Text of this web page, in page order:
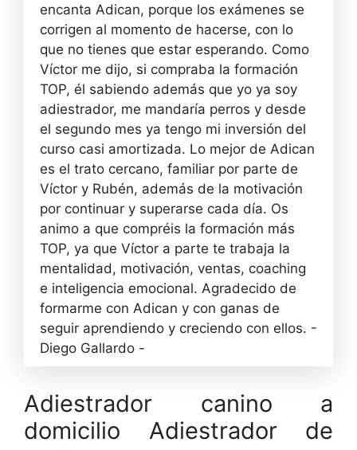
encanta Adican, porque los exámenes se
corrigen al momento de hacerse, con lo
que no tienes que estar esperando. Como
Víctor me dijo, si compraba la formación
TOP, él sabiendo además que yo ya soy
adiestrador, me mandaría perros y desde
el segundo mes ya tengo mi inversión del
curso casi amortizada. Lo mejor de Adican
es el trato cercano, familiar por parte de
Víctor y Rubén, además de la motivación
por continuar y superarse cada día. Os
animo a que compréis la formación más
TOP, ya que Víctor a parte te trabaja la
mentalidad, motivación, ventas, coaching
e inteligencia emocional. Agradecido de
formarme con Adican y con ganas de
seguir aprendiendo y creciendo con ellos. -
Diego Gallardo -
Adiestrador canino a
domicilio Adiestrador de